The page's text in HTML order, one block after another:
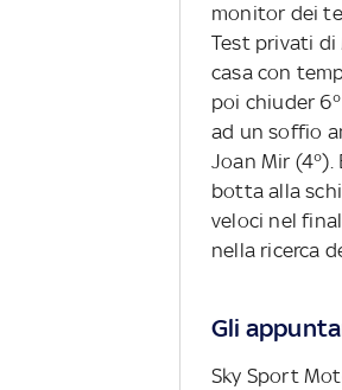
monitor dei
Test privati di
casa con
poi chiuder
ad un soffio
Joan Mir
botta alla
veloci nel
nella ricerca
Gli
Sky Sport